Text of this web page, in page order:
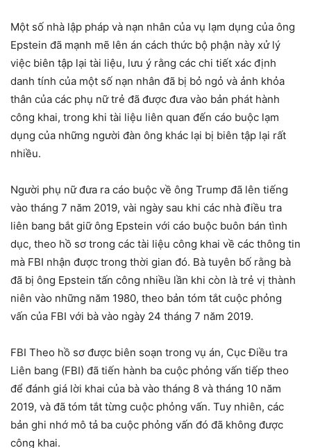
Một số nhà lập pháp và nạn nhân của vụ lạm dụng của ông
Epstein đã mạnh mẽ lên án cách thức bộ phận này xử lý
việc biên tập lại tài liệu, lưu ý rằng các chi tiết xác định
danh tính của một số nạn nhân đã bị bỏ ngỏ và ảnh khỏa
thân của các phụ nữ trẻ đã được đưa vào bản phát hành
công khai, trong khi tài liệu liên quan đến cáo buộc lạm
dụng của những người đàn ông khác lại bị biên tập lại rất
nhiều.
Người phụ nữ đưa ra cáo buộc về ông Trump đã lên tiếng
vào tháng 7 năm 2019, vài ngày sau khi các nhà điều tra
liên bang bắt giữ ông Epstein với cáo buộc buôn bán tình
dục, theo hồ sơ trong các tài liệu công khai về các thông tin
mà FBI nhận được trong thời gian đó. Bà tuyên bố rằng bà
đã bị ông Epstein tấn công nhiều lần khi còn là trẻ vị thành
niên vào những năm 1980, theo bản tóm tắt cuộc phỏng
vấn của FBI với bà vào ngày 24 tháng 7 năm 2019.
FBI Theo hồ sơ được biên soạn trong vụ án, Cục Điều tra
Liên bang (FBI) đã tiến hành ba cuộc phỏng vấn tiếp theo
để đánh giá lời khai của bà vào tháng 8 và tháng 10 năm
2019, và đã tóm tắt từng cuộc phỏng vấn. Tuy nhiên, các
bản ghi nhớ mô tả ba cuộc phỏng vấn đó đã không được
công khai.